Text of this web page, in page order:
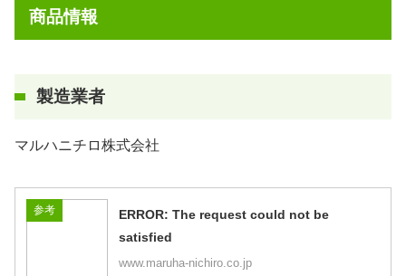
商品情報
製造業者
マルハニチロ株式会社
参考
ERROR: The request could not be
satisfied
www.maruha-nichiro.co.jp